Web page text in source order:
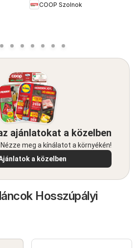
COOP Szolnok
ajánlatokat a közelben
meg a kínálatot a környékén!
a közelben
Hosszúpályi